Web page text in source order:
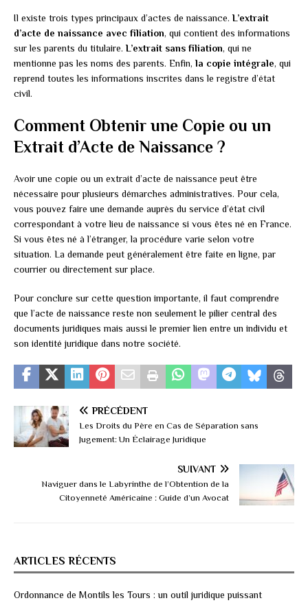
Il existe trois types principaux d’actes de naissance.L’extrait
d’acte de naissance avec filiation, qui contient des informations
sur les parents du titulaire.L’extrait sans filiation, qui ne
mentionne pas les noms des parents. Enfin, la copie intégrale, qui
reprend toutes les informations inscrites dans le registre d’état
civil.
Comment Obtenir une Copie ou un
Extrait d’Acte de Naissance ?
Avoir une copie ou un extrait d’acte de naissance peut être
nécessaire pour plusieurs démarches administratives. Pour cela,
vous pouvez faire une demande auprès du service d’état civil
correspondant à votre lieu de naissance si vous êtes né en France.
Si vous êtes né à l’étranger, la procédure varie selon votre
situation. La demande peut généralement être faite en ligne, par
courrier ou directement sur place.
Pour conclure sur cette question importante, il faut comprendre
que l’acte de naissance reste non seulement le pilier central des
documents juridiques mais aussi le premier lien entre un individu et
son identité juridique dans notre société.
PRÉCÉDENT
Les Droits du Père en Cas de Séparation sans
Jugement: Un Éclairage Juridique
SUIVANT
Naviguer dans le Labyrinthe de l’Obtention de la
Citoyenneté Américaine : Guide d’un Avocat
ARTICLES RÉCENTS
Ordonnance de Montils les Tours : un outil juridique puissant